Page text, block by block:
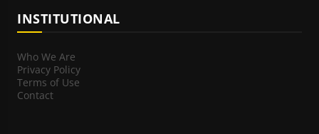
INSTITUTIONAL
Who We Are
Privacy Policy
Terms of Use
Contact